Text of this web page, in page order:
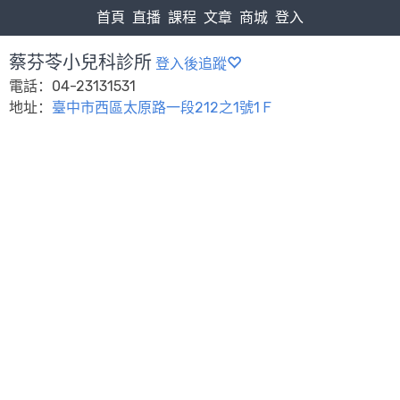
首頁 直播 課程 文章 商城 登入
蔡芬苓小兒科診所 登入後追蹤
電話：04-23131531
地址： 臺中市西區太原路一段212之1號1Ｆ